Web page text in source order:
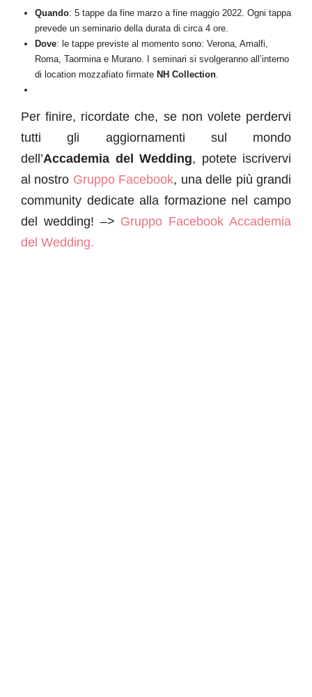
Quando: 5 tappe da fine marzo a fine maggio 2022. Ogni tappa
prevede un seminario della durata di circa 4 ore.
Dove: le tappe previste al momento sono: Verona, Amalfi,
Roma, Taormina e Murano. I seminari si svolgeranno all’interno
di location mozzafiato firmate NH Collection
Per finire, ricordate che, se non volete perdervi
tutti gli aggiornamenti sul mondo
dell’Accademia del Wedding, potete iscrivervi
al nostro Gruppo Facebook, una delle più grandi
community dedicate alla formazione nel campo
del wedding! –> Gruppo Facebook Accademia
del Wedding.